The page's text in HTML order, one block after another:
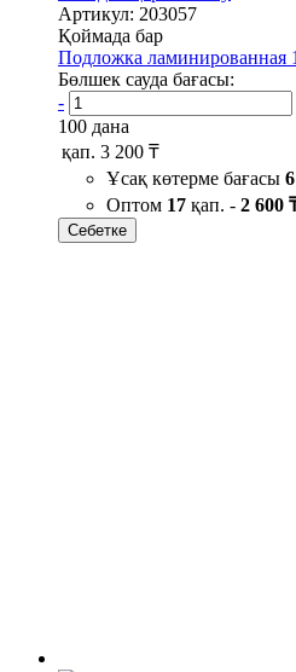
Артикул: 203057
Қоймада бар
Подложка ламинированная
Бөлшек сауда бағасы:
-
100 дана
қап. 3 200 ₸
Ұсақ көтерме бағасы 6
Оптом 17 қап. - 2 600
Себетке